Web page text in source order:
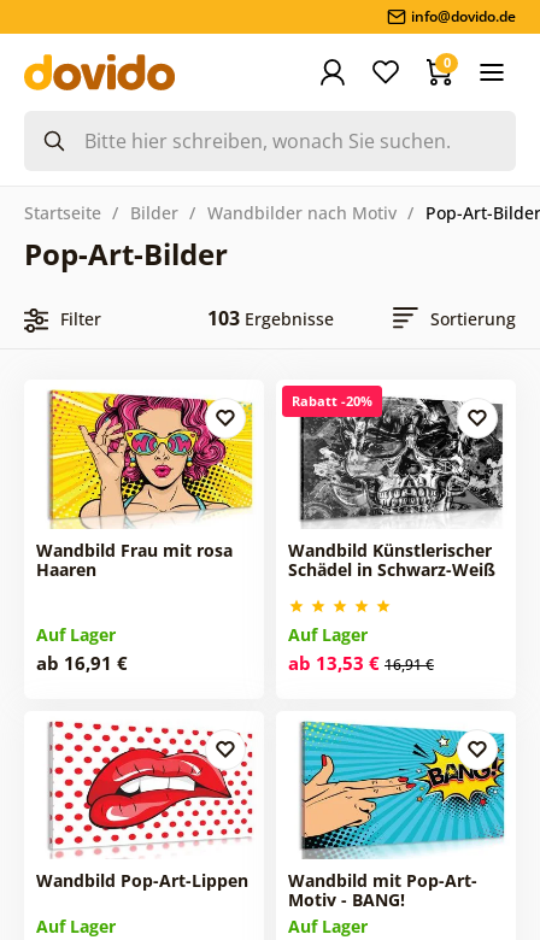
info@dovido.de
0
Startseite Bilder Wandbilder nach Motiv Pop-Art-Bilder
Pop-Art-Bilder
Filter 103Ergebnisse Sortierung
Wandbild Frau mit rosa
Haaren
Auf Lager
ab 16,91 €
Rabatt -20%
Wandbild Künstlerischer
Schädel in Schwarz-Weiß
Auf Lager
ab 13,53 € 16,91 €
Wandbild Pop-Art-Lippen
Auf Lager
Wandbild mit Pop-Art-
Motiv - BANG!
Auf Lager